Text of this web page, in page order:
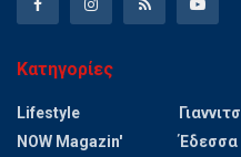
Κατηγορίες
Lifestyle
NOW Magazin'
Έδεσσα